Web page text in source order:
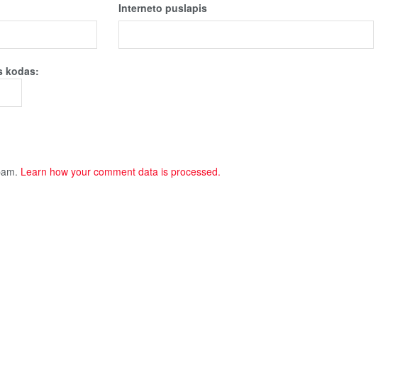
Interneto puslapis
kodas:
Learn how your comment data is processed.